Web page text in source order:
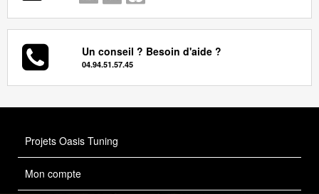
Un conseil ? Besoin d'aide ?
04.94.51.57.45
Projets Oasis Tuning
Mon compte